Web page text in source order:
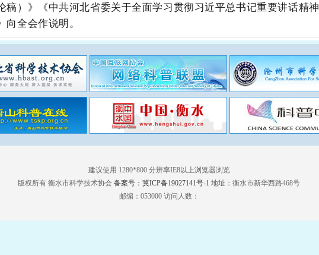
稿）》《中共河北省委关于全面学习贯彻习近平总书记重要讲话精神
全会作说明。
建议使用 1280*800 分辨率IE8以上浏览器浏览
版权所有 衡水市科学技术协会 备案号：冀ICP备19027141号-1 地址：衡水市新华西路468号
邮编：053000 访问人数：